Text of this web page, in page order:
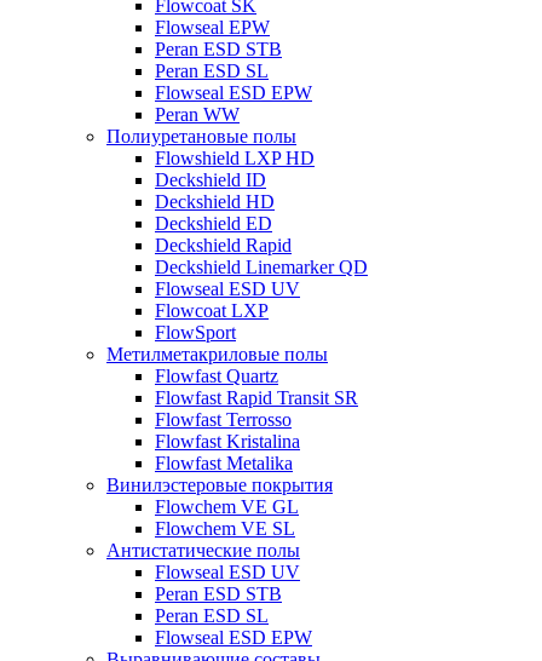
Flowcoat SK
Flowseal EPW
Peran ESD STB
Peran ESD SL
Flowseal ESD EPW
Peran WW
Полиуретановые полы
Flowshield LXP HD
Deckshield ID
Deckshield HD
Deckshield ED
Deckshield Rapid
Deckshield Linemarker QD
Flowseal ESD UV
Flowcoat LXP
FlowSport
Метилметакриловые полы
Flowfast Quartz
Flowfast Rapid Transit SR
Flowfast Terrosso
Flowfast Kristalina
Flowfast Metalika
Винилэстеровые покрытия
Flowchem VE GL
Flowchem VE SL
Антистатические полы
Flowseal ESD UV
Peran ESD STB
Peran ESD SL
Flowseal ESD EPW